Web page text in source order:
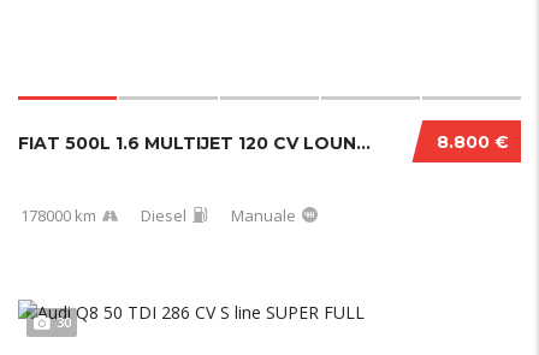
8.800 €
FIAT 500L 1.6 MULTIJET 120 CV LOUNGE 2018 FU...
178000 km Diesel Manuale
30